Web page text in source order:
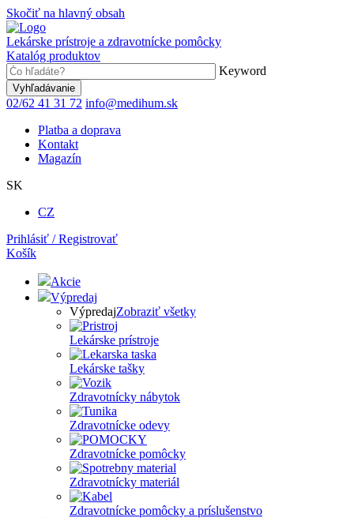
Skočiť na hlavný obsah
Lekárske prístroje a zdravotnícke pomôcky
Katalóg produktov
Keyword
02/62 41 31 72 info@medihum.sk
Platba a doprava
Kontakt
Magazín
SK
CZ
Prihlásiť / Registrovať
Košík
Akcie
Výpredaj
VýpredajZobraziť všetky
Lekárske prístroje
Lekárske tašky
Zdravotnícky nábytok
Zdravotnícke odevy
Zdravotnícke pomôcky
Zdravotnícky materiál
Zdravotnícke pomôcky a príslušenstvo